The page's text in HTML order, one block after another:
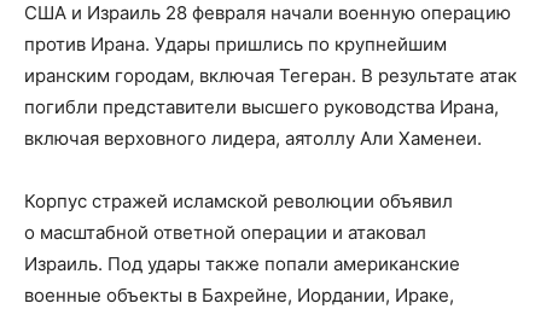
США и Израиль 28 февраля начали военную операцию
против Ирана. Удары пришлись по крупнейшим
иранским городам, включая Тегеран. В результате атак
погибли представители высшего руководства Ирана,
включая верховного лидера, аятоллу Али Хаменеи.
Корпус стражей исламской революции объявил
о масштабной ответной операции и атаковал
Израиль. Под удары также попали американские
военные объекты в Бахрейне, Иордании, Ираке,